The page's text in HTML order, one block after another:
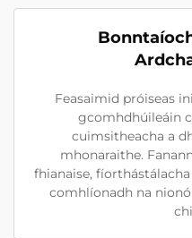
Feasaimid próiseas
gcomhdhúileáin
cuimsitheacha a
mhonaraithe.
fhianaise,
comhlíonadh na